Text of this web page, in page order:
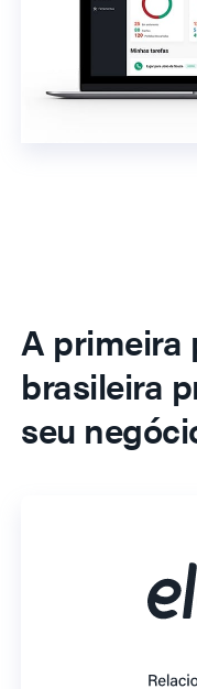
A primeira
brasileira
seu